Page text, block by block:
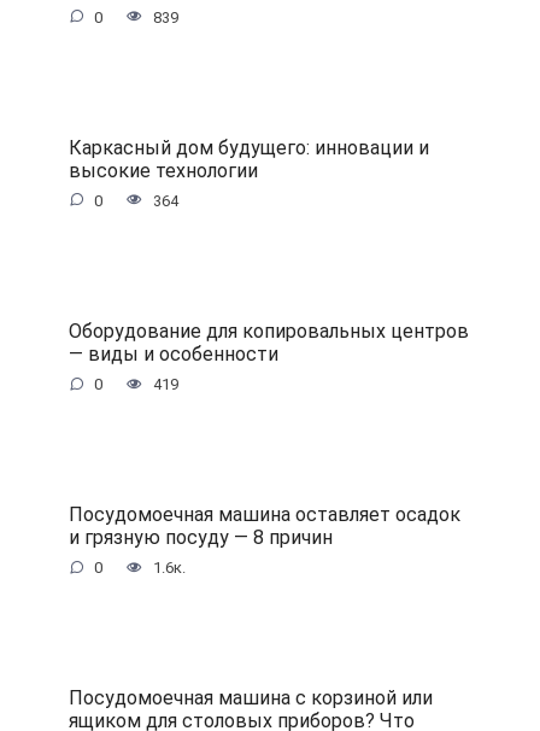
0 839
Каркасный дом будущего: инновации и
высокие технологии
0 364
Оборудование для копировальных центров
— виды и особенности
0 419
Посудомоечная машина оставляет осадок
и грязную посуду — 8 причин
0 1.6к.
Посудомоечная машина с корзиной или
ящиком для столовых приборов? Что